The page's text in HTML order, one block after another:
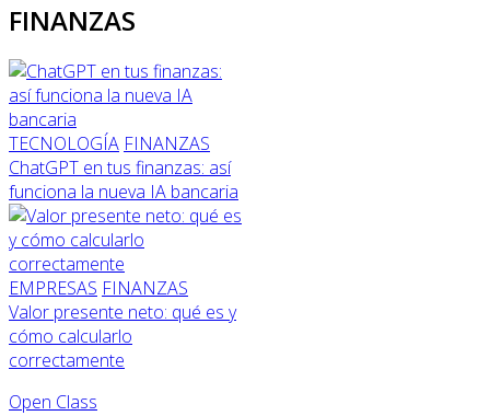
FINANZAS
TECNOLOGÍA FINANZAS
ChatGPT en tus finanzas: así
funciona la nueva IA bancaria
EMPRESAS FINANZAS
Valor presente neto: qué es y
cómo calcularlo
correctamente
Open Class